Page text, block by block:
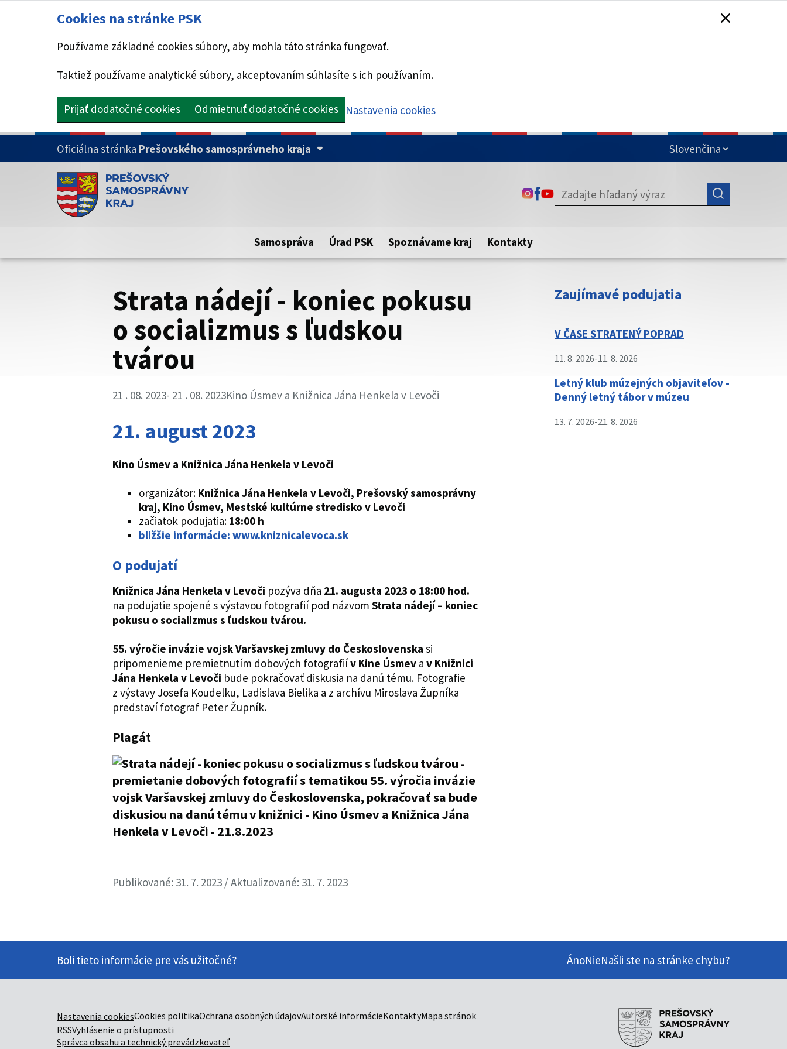
Cookies na stránke PSK
Používame základné cookies súbory, aby mohla táto stránka fungovať.
Taktiež používame analytické súbory, akceptovaním súhlasíte s ich používaním.
Prijať dodatočné cookies Odmietnuť dodatočné cookies Nastavenia cookies
PRESKOČIŤ NA HLAVNÝ OBSAH
Oficiálna stránka Prešovského samosprávneho kraja
Doména psk.sk je oficiálna
Toto je oficiálna webová stránka Prešovského samosprávneho kraja.
Táto stránka je zabezpečená
zabezpečenú webovú stránku. Zabezpečená stránka vždy začína
https:// pred názvom domény webového sídla.
ODKAZ SA OTVORÍ NA NOVEJ KARTE
ODKAZ SA OTVORÍ NA NOVEJ KARTE
ODKAZ SA OTVORÍ NA NOVEJ KARTE
Samospráva Úrad PSK Spoznávame kraj Kontakty
Strata nádejí - koniec pokusu
o socializmus s ľudskou
tvárou
21 . 08. 2023- 21 . 08. 2023Kino Úsmev a Knižnica Jána Henkela v Levoči
21. august 2023
Kino Úsmev a Knižnica Jána Henkela v Levoči
organizátor: Knižnica Jána Henkela v Levoči, Prešovský samosprávny
kraj, Kino Úsmev, Mestské kultúrne stredisko v Levoči
začiatok podujatia: 18:00 h
bližšie informácie: www.kniznicalevoca.sk
O podujatí
Knižnica Jána Henkela v Levoči pozýva dňa 21. augusta 2023 o 18:00 hod.
na podujatie spojené s výstavou fotografií pod názvom Strata nádejí – koniec
pokusu o socializmus s ľudskou tvárou.
55. výročie invázie vojsk Varšavskej zmluvy do Československa si
pripomenieme premietnutím dobových fotografiív Kine Úsmev a v Knižnici
Jána Henkela v Levoči bude pokračovať diskusia na danú tému. Fotografie
z výstavy Josefa Koudelku, Ladislava Bielika a z archívu Miroslava Župníka
predstaví fotograf Peter Župník.
Plagát
Publikované: 31. 7. 2023 / Aktualizované: 31. 7. 2023
Zaujímavé podujatia
V ČASE STRATENÝ POPRAD
11. 8. 2026-11. 8. 2026
Letný klub múzejných objaviteľov -
Denný letný tábor v múzeu
13. 7. 2026-21. 8. 2026
Boli tieto informácie pre vás užitočné? ÁnoNieNašli ste na stránke chybu?
Nastavenia cookiesCookies politikaOchrana osobných údajovAutorské informácieKontaktyMapa stránok
RSSVyhlásenie o prístupnosti
Správca obsahu a technický prevádzkovateľ